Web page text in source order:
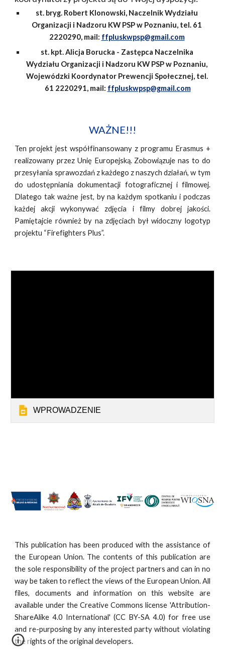
st. bryg. Robert Klonowski, Naczelnik Wydziału
Organizacji i Nadzoru KW PSP w Poznaniu, tel. 61
2220290, mail: ffpluskwpsp@gmail.com
st. kpt. Alicja Borucka - Zastępca Naczelnika
Wydziału Organizacji i Nadzoru KW PSP w Poznaniu,
Wojewódzki Koordynator Prewencji Społecznej, tel.
61 2220291, mail: ffpluskwpsp@gmail.com
WAŻNE!!!
Ten projekt jest współfinansowany z programu Erasmus +
realizowany przez Unię Europejską. Zobowiązuje nas to do
przesyłania sprawozdań z każdego z naszych działań, w tym
do udostępniania dokumentacji fotograficznej i filmowej.
Dlatego tak ważne jest, by na każdym spotkaniu i podczas
każdej akcji wykonywać zdjęcia i filmy dobrej jakości.
Pamiętajcie również by na zdjęciach był widoczny logotyp
projektu “Firefighters Plus”.
WPROWADZENIE
This publication has been produced with the assistance of
the European Union. The contents of this publication are
the sole responsibility of the project partners and can in no
way be taken to reflect the views of the European Union. All
files, documents and information on this website are
available under the Creative Commons license 'Attribution-
ShareAlike 4.0 International' (CC BY-SA 4.0) for free use
and re-purposing by any interested party without violating
the rights of the original developers.